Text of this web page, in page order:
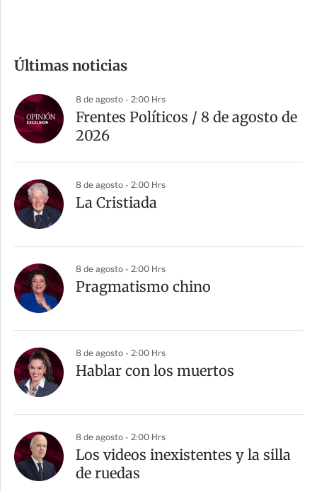
p
a
r
t
Últimas noticias
8 de agosto - 2:00 Hrs
Frentes Políticos / 8 de agosto de
2026
8 de agosto - 2:00 Hrs
La Cristiada
8 de agosto - 2:00 Hrs
Pragmatismo chino
8 de agosto - 2:00 Hrs
Hablar con los muertos
8 de agosto - 2:00 Hrs
Los videos inexistentes y la silla
de ruedas